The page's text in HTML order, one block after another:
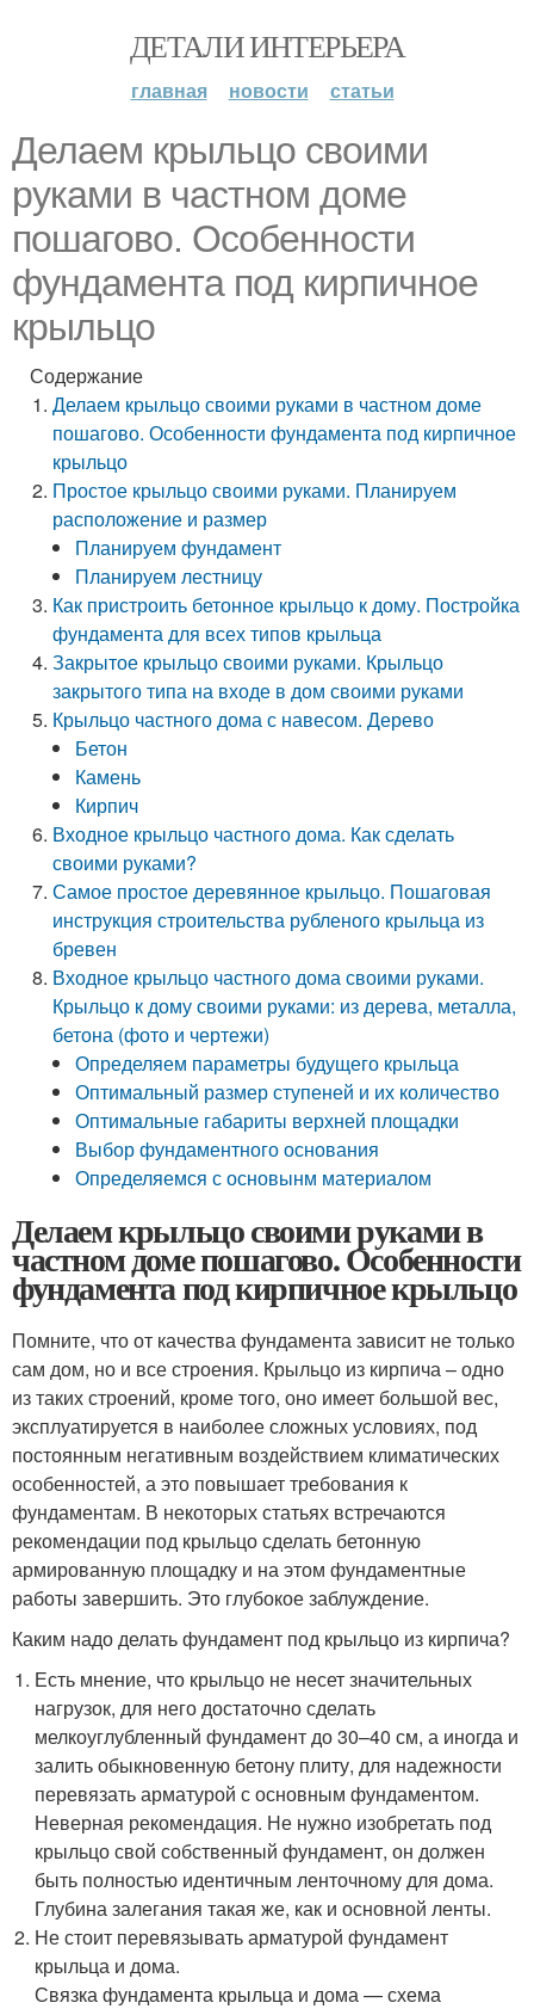
ДЕТАЛИ ИНТЕРЬЕРА
главная новости статьи
Делаем крыльцо своими
руками в частном доме
пошагово. Особенности
фундамента под кирпичное
крыльцо
Содержание
Делаем крыльцо своими руками в частном доме
пошагово. Особенности фундамента под кирпичное
крыльцо
Простое крыльцо своими руками. Планируем
расположение и размер
Планируем фундамент
Планируем лестницу
Как пристроить бетонное крыльцо к дому. Постройка
фундамента для всех типов крыльца
Закрытое крыльцо своими руками. Крыльцо
закрытого типа на входе в дом своими руками
Крыльцо частного дома с навесом. Дерево
Бетон
Камень
Кирпич
Входное крыльцо частного дома. Как сделать
своими руками?
Самое простое деревянное крыльцо. Пошаговая
инструкция строительства рубленого крыльца из
бревен
Входное крыльцо частного дома своими руками.
Крыльцо к дому своими руками: из дерева, металла,
бетона (фото и чертежи)
Определяем параметры будущего крыльца
Оптимальный размер ступеней и их количество
Оптимальные габариты верхней площадки
Выбор фундаментного основания
Определяемся с основынм материалом
Делаем крыльцо своими руками в
частном доме пошагово. Особенности
фундамента под кирпичное крыльцо
Помните, что от качества фундамента зависит не только
сам дом, но и все строения. Крыльцо из кирпича – одно
из таких строений, кроме того, оно имеет большой вес,
эксплуатируется в наиболее сложных условиях, под
постоянным негативным воздействием климатических
особенностей, а это повышает требования к
фундаментам. В некоторых статьях встречаются
рекомендации под крыльцо сделать бетонную
армированную площадку и на этом фундаментные
работы завершить. Это глубокое заблуждение.
Каким надо делать фундамент под крыльцо из кирпича?
Есть мнение, что крыльцо не несет значительных
нагрузок, для него достаточно сделать
мелкоуглубленный фундамент до 30–40 см, а иногда и
залить обыкновенную бетону плиту, для надежности
перевязать арматурой с основным фундаментом.
Неверная рекомендация. Не нужно изобретать под
крыльцо свой собственный фундамент, он должен
быть полностью идентичным ленточному для дома.
Глубина залегания такая же, как и основной ленты.
Не стоит перевязывать арматурой фундамент
крыльца и дома.
Связка фундамента крыльца и дома — схема